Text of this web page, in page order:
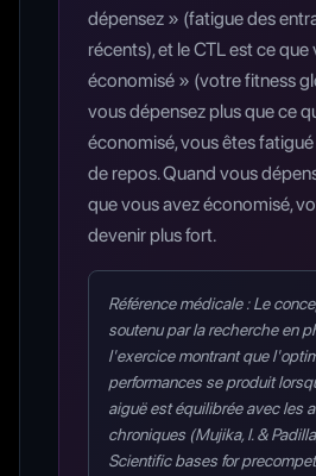
dépensez » (fatigue des
récents), et le CTL est ce
économisé » (votre fitness
vous dépensez plus que ce
économisé, vous êtes
de repos. Quand vous
que vous avez économisé,
devenir plus fort.
Référence médicale : Le
soutenu par la recherche en
l'exercice montrant que
performances se produit
aiguë est équilibrée avec les
chroniques (Mujika, I. &
Scientific bases for